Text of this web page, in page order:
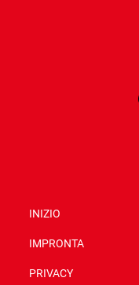
INIZIO
IMPRONTA
PRIVACY